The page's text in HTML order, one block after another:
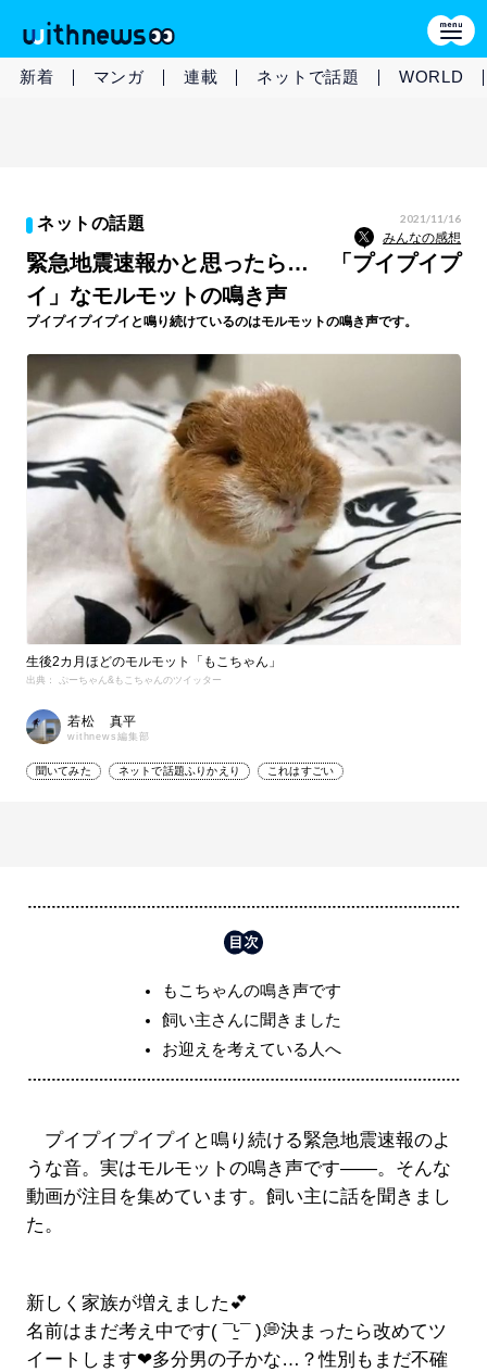
新着 マンガ 連載 ネットで話題 WORLD
ネットの話題 2021/11/16
みんなの感想
緊急地震速報かと思ったら… 「プイプイプ
イ」なモルモットの鳴き声
プイプイプイプイと鳴り続けているのはモルモットの鳴き声です。
生後2カ月ほどのモルモット「もこちゃん」
出典： ぷーちゃん&もこちゃんのツイッター
若松 真平
withnews編集部
聞いてみた ネットで話題ふりかえり これはすごい
もこちゃんの鳴き声です
飼い主さんに聞きました
お迎えを考えている人へ
プイプイプイプイと鳴り続ける緊急地震速報のよ
うな音。実はモルモットの鳴き声です――。そんな
動画が注目を集めています。飼い主に話を聞きまし
た。
新しく家族が増えました💕
名前はまだ考え中です( ¯ᒡ̱¯ )💭決まったら改めてツ
イートします❤多分男の子かな…？性別もまだ不確